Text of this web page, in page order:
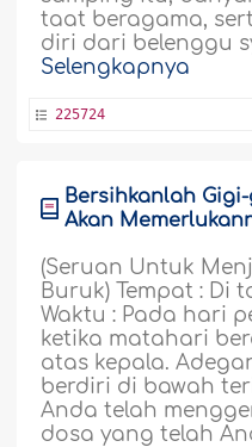
taat beragama,
diri dari belenggu
Selengkapnya
225724
Bersihkanlah
Akan
(Seruan Untuk
Buruk) Tempat : Di
Waktu : Pada hari
ketika matahari
atas kepala.
berdiri di bawah
Anda telah
dosa yang telah